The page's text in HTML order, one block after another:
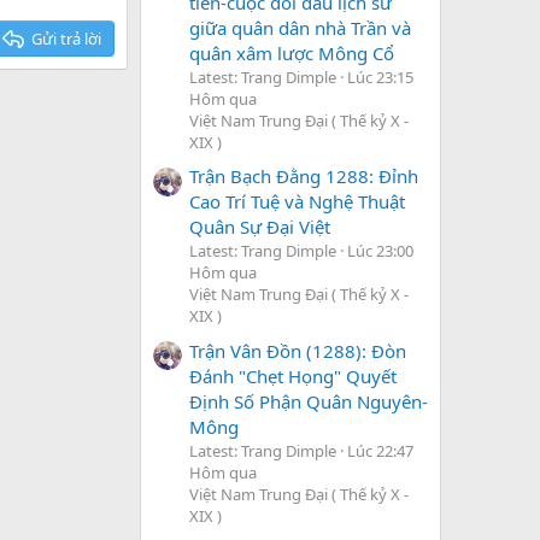
Gửi trả lời
giữa quân dân nhà Trần và
quân xâm lược Mông Cổ
Latest: Trang Dimple Lúc 23:15
Hôm qua
Việt Nam Trung Đại ( Thế kỷ X -
XIX )
Trận Bạch Đằng 1288: Đỉnh
Cao Trí Tuệ và Nghệ Thuật
Quân Sự Đại Việt
Latest: Trang Dimple Lúc 23:00
Hôm qua
Việt Nam Trung Đại ( Thế kỷ X -
XIX )
Trận Vân Đồn (1288): Đòn
Đánh "Chẹt Họng" Quyết
Định Số Phận Quân Nguyên-
Mông
Latest: Trang Dimple Lúc 22:47
Hôm qua
Việt Nam Trung Đại ( Thế kỷ X -
XIX )